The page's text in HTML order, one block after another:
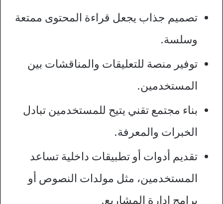
تصميم جذاب يجعل قراءة المحتوى ممتعة
وسلسة.
توفير منصة للتعليقات والمناقشات بين
المستخدمين.
بناء مجتمع تقني يتيح للمستخدمين تبادل
الخبرات والمعرفة.
تقديم أدوات أو تطبيقات داخلية تساعد
المستخدمين، مثل مولدات النصوص أو
برامج إدارة المشاريع.